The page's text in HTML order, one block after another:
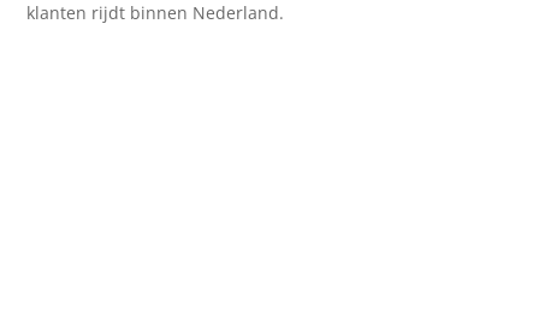
klanten rijdt binnen Nederland.